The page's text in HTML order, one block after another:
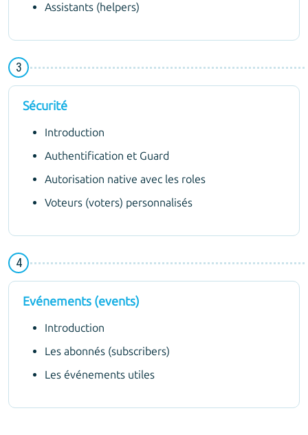
Assistants (helpers)
Sécurité
Introduction
Authentification et Guard
Autorisation native avec les roles
Voteurs (voters) personnalisés
Evénements (events)
Introduction
Les abonnés (subscribers)
Les événements utiles